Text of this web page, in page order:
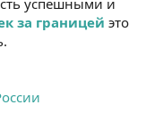
успешными и
за границей это